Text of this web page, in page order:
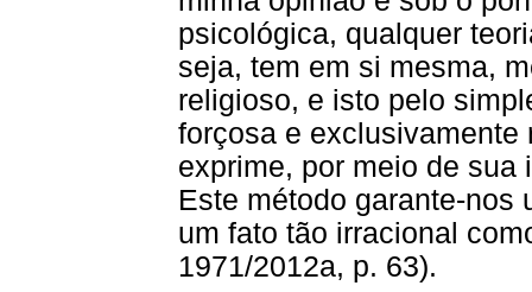
psicológica, qualquer
seja, tem em si mesma,
religioso, e isto pelo
forçosa e exclusivamente
exprime, por meio de sua
Este método garante-nos
um fato tão irracional
1971/2012a, p. 63).